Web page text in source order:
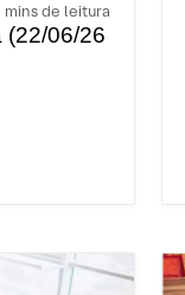
mins de leitura
(22/06/26